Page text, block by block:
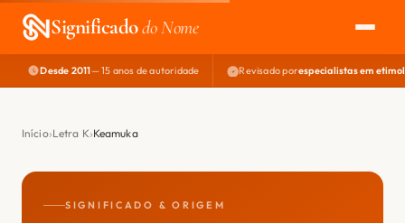
Significadodo Nome
EXPLORAR
NOME PERFEITO
Desde 2011— 15 anos de autoridade Revisado porespecialistas em
Início Letra K Keamuka
SIGNIFICADO & ORIGEM